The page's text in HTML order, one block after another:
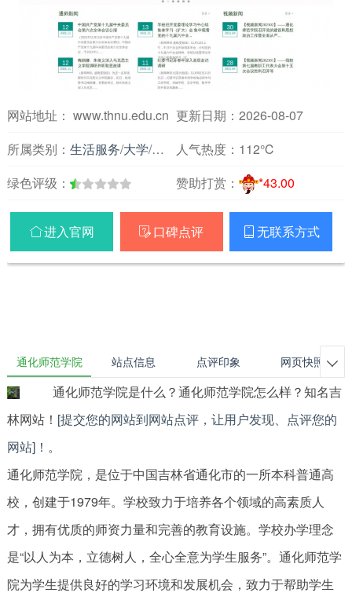
网站地址： www.thnu.edu.cn 更新日期：2026-08-07
所属类别： 生活服务/大学/吉林 人气热度： 112℃
绿色评级：
赞助打赏： *43.00
进入官网  口碑点评  无联系方式
通化师范学院 站点信息 点评印象 网页快照 
通化师范学院是什么？通化师范学院怎么样？知名吉
林网站！ [提交您的网站到网站点评，让用户发现、点评您的
网站]！ 。
通化师范学院，是位于中国吉林省通化市的一所本科普通高
校，创建于1979年。学校致力于培养各个领域的高素质人
才，拥有优质的师资力量和完善的教育设施。学校办学理念
是“以人为本，立德树人，全心全意为学生服务”。通化师范学
院为学生提供良好的学习环境和发展机会，致力于帮助学生